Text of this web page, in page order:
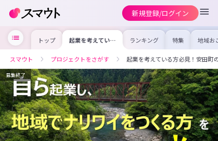
新規登録/ログイン
トップ 起業を考えている
方必見！安田町の
ランキング 特集 地域お
の求
を集め
事内容
を比較
合った
けよう
スマウト プロジェクトをさがす 起業を考えている方必見！安田町
募集終了